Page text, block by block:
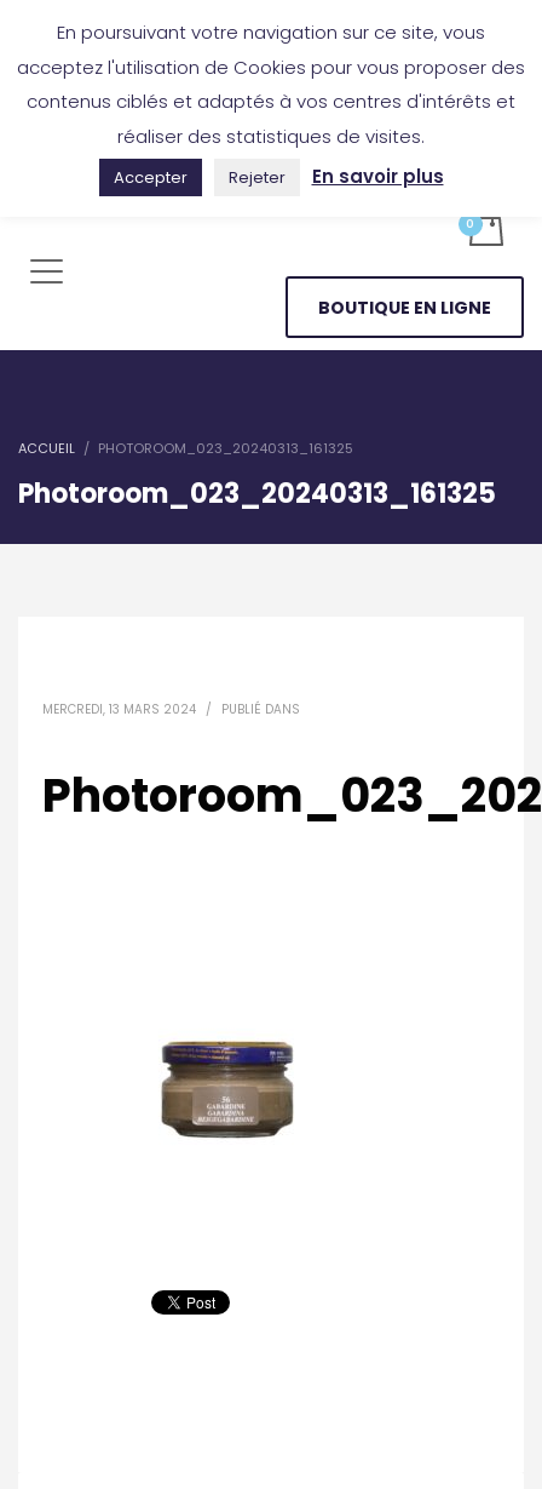
BOUTIQUE EN LIGNE
ACCUEIL PHOTOROOM_023_20240313_161325
Photoroom_023_20240313_161325
MERCREDI, 13 MARS 2024 / PUBLIÉ DANS
En poursuivant votre navigation sur ce site, vous
acceptez l'utilisation de Cookies pour vous proposer des
contenus ciblés et adaptés à vos centres d'intérêts et
réaliser des statistiques de visites.
Accepter Rejeter En savoir plus